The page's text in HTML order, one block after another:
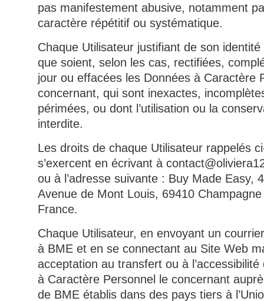
pas manifestement abusive, notamment
caractère répétitif ou systématique.
Chaque Utilisateur justifiant de son
que soient, selon les cas, rectifiées,
jour ou effacées les Données à Caractère
concernant, qui sont inexactes,
périmées, ou dont l’utilisation ou la
interdite.
Les droits de chaque Utilisateur rappelés
s’exercent en écrivant à
ou à l’adresse suivante : Buy Made Easy,
Avenue de Mont Louis, 69410 Champagne
France.
Chaque Utilisateur, en envoyant un
à BME et en se connectant au Site Web
acceptation au transfert ou à l’accessibilité
à Caractère Personnel le concernant
de BME établis dans des pays tiers à